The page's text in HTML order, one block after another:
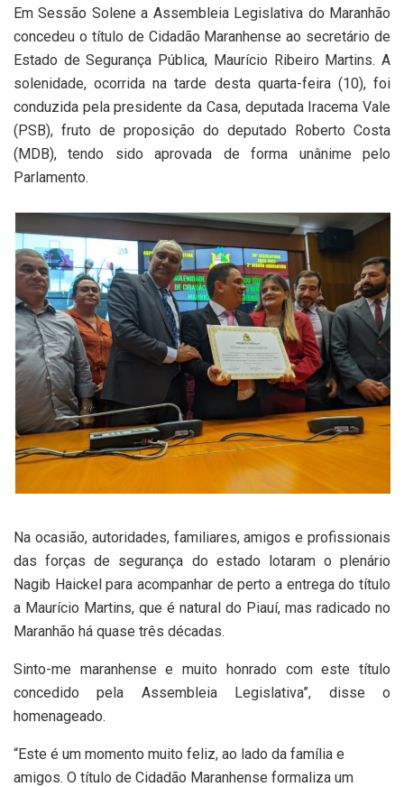
Em Sessão Solene a Assembleia Legislativa do Maranhão
concedeu o título de Cidadão Maranhense ao secretário de
Estado de Segurança Pública, Maurício Ribeiro Martins. A
solenidade, ocorrida na tarde desta quarta-feira (10), foi
conduzida pela presidente da Casa, deputada Iracema Vale
(PSB), fruto de proposição do deputado Roberto Costa
(MDB), tendo sido aprovada de forma unânime pelo
Parlamento.
Na ocasião, autoridades, familiares, amigos e profissionais
das forças de segurança do estado lotaram o plenário
Nagib Haickel para acompanhar de perto a entrega do título
a Maurício Martins, que é natural do Piauí, mas radicado no
Maranhão há quase três décadas.
Sinto-me maranhense e muito honrado com este título
concedido pela Assembleia Legislativa”, disse o
homenageado.
“Este é um momento muito feliz, ao lado da família e
amigos. O título de Cidadão Maranhense formaliza um